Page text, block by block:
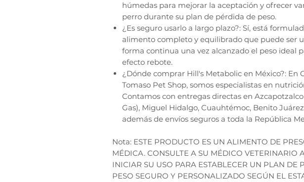
húmedas para mejorar la aceptación y ofrecer
perro durante su plan de pérdida de peso.
¿Es seguro usarlo a largo plazo?: Sí, está
alimento completo y equilibrado que puede ser
forma continua una vez alcanzado el peso ideal
efecto rebote.
¿Dónde comprar Hill's Metabolic en México?: En
Tomaso Pet Shop, somos especialistas en
Contamos con entregas directas en
Gas), Miguel Hidalgo, Cuauhtémoc, Benito
además de envíos seguros a toda la República
Nota: ESTE PRODUCTO ES UN ALIMENTO DE
MÉDICA. CONSULTE A SU MÉDICO VETERINARIO
INICIAR SU USO PARA ESTABLECER UN PLAN DE
PESO SEGURO Y PERSONALIZADO SEGÚN EL